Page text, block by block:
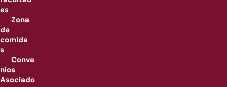
es
Zona
de
comida
s
Conve
nios
Asociado